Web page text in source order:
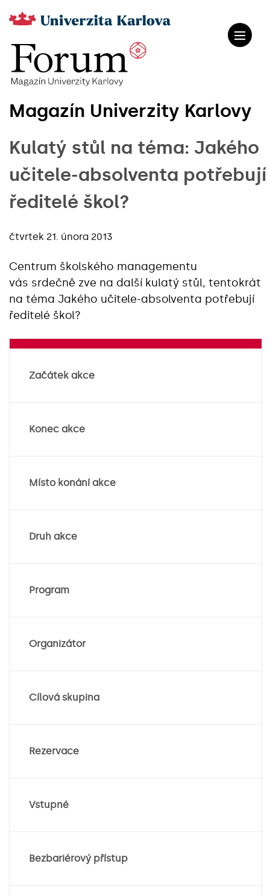
Magazín Univerzity Karlovy
Kulatý stůl na téma: Jakého
učitele-absolventa potřebují
ředitelé škol?
čtvrtek 21. února 2013
Centrum školského managementu
vás srdečně zve na další kulatý stůl, tentokrát
na téma Jakého učitele-absolventa potřebují
ředitelé škol?
Začátek akce
Konec akce
Místo konání akce
Druh akce
Program
Organizátor
Cílová skupina
Rezervace
Vstupné
Bezbariérový přístup